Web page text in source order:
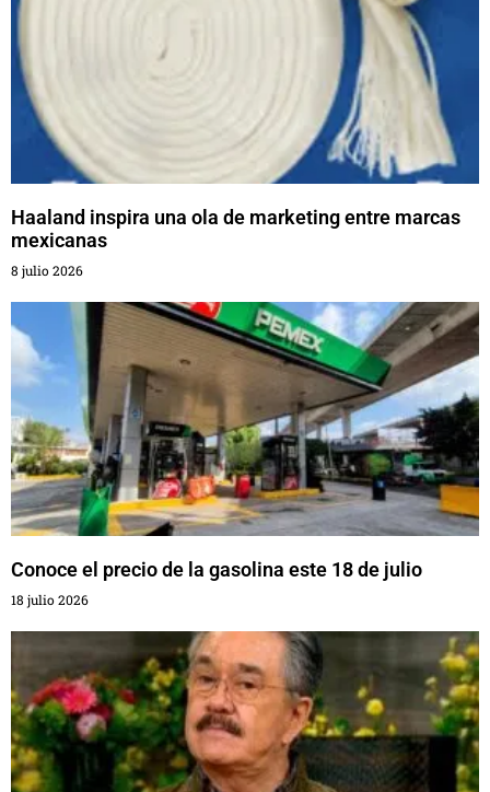
Haaland inspira una ola de marketing entre marcas
mexicanas
8 julio 2026
Conoce el precio de la gasolina este 18 de julio
18 julio 2026